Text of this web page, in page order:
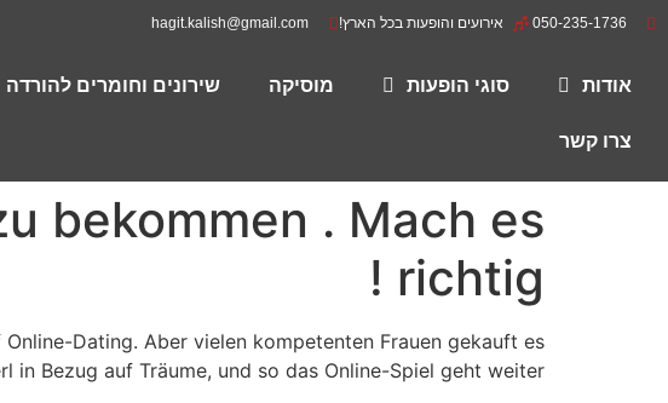
050-235-1736 אירועים והופעות בכל הארץ! hagit.kalish@gmail.com
אודות סוגי הופעות מוסיקה שירונים וחומרים להורדה
צרו קשר
bekommen . Mach es
richtig !
Dating. Aber vielen kompetenten Frauen gekauft es
Bezug auf Träume, und so das Online-Spiel geht weiter.